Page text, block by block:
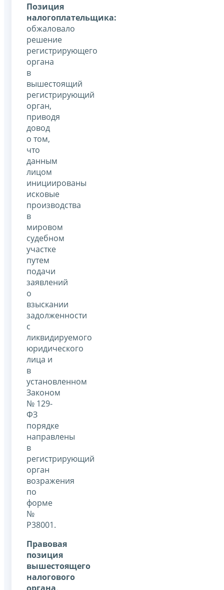
Позиция
налогоплательщика:
обжаловало
решение
регистрирующего
органа
в
вышестоящий
регистрирующий
орган,
приводя
довод
о том,
что
данным
лицом
инициированы
исковые
производства
в
мировом
судебном
участке
путем
подачи
заявлений
о
взыскании
задолженности
с
ликвидируемого
юридического
лица и
в
установленном
Законом
№ 129-
ФЗ
порядке
направлены
в
регистрирующий
орган
возражения
по
форме
№
Р38001.
Правовая
позиция
вышестоящего
налогового
органа,